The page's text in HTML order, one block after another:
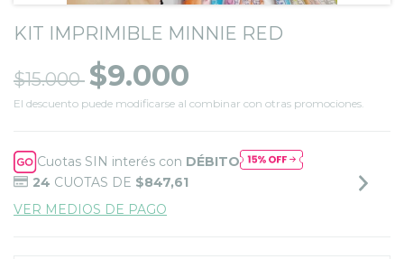
KIT IMPRIMIBLE MINNIE RED
$15.000 $9.000
El descuento puede modificarse al combinar con otras promociones.
Cuotas SIN interés con DÉBITO
24 CUOTAS DE $847,61
VER MEDIOS DE PAGO